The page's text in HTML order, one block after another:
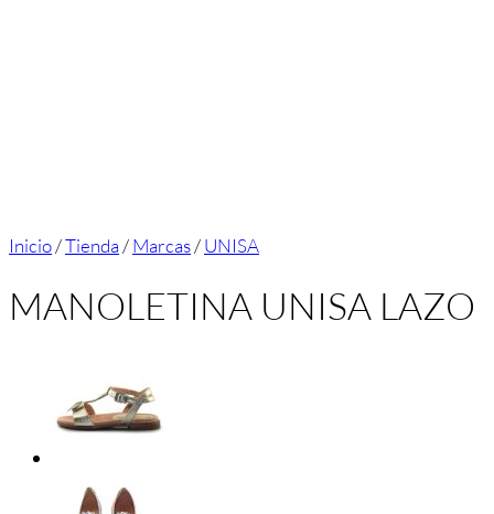
Inicio/Tienda/Marcas/UNISA
MANOLETINA UNISA LAZO